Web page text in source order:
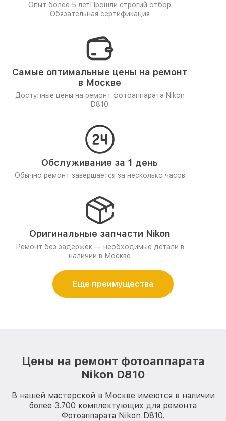
Опыт более 5 лет Прошли строгий отбор
Обязательная сертификация
Самые оптимальные цены на ремонт
в Москве
Доступные цены на ремонт фотоаппарата Nikon
D810
Обслуживание за 1 день
Обычно ремонт завершается за несколько часов
Оригинальные запчасти Nikon
Ремонт без задержек — необходимые детали в
наличии в Москве
Еще преимущества
Цены на ремонт фотоаппарата
Nikon D810
В нашей мастерской в Москве имеются в наличии
более 3.700 комплектующих для ремонта
Фотоаппарата Nikon D810.